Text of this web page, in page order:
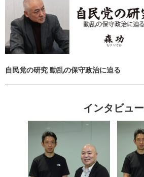
自民党の研究 動乱の保守政治に迫る
インタビュー